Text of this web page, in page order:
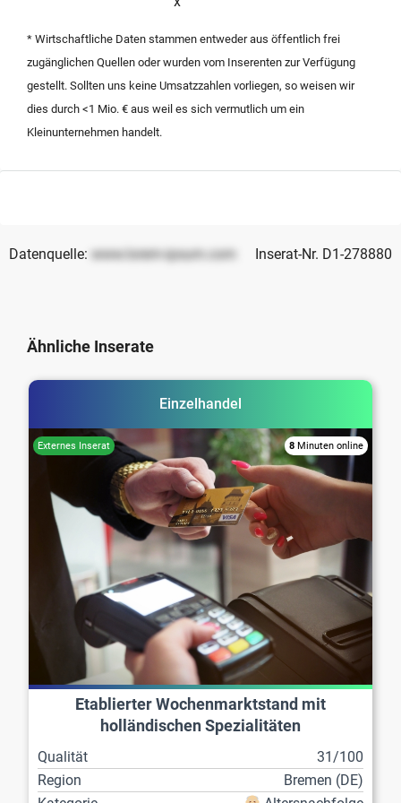
wird ein Käufer gesucht, der die Marke operativ
übernimmt und das Wachstumspotenzial im
deutschen Fashion-Markt weiter ausschöpft. Die
* Wirtschaftliche Daten stammen entweder aus öffentlich frei
zugänglichen Quellen oder wurden vom Inserenten zur Verfügung
gestellt. Sollten uns keine Umsatzzahlen vorliegen, so weisen wir
dies durch <1 Mio. € aus weil es sich vermutlich um ein
Kleinunternehmen handelt.
Datenquelle: www.lorem-ipsum.com Inserat-Nr. D1-278880
Ähnliche Inserate
Einzelhandel
8 Minuten online
Etablierter Wochenmarktstand mit
holländischen Spezialitäten
Qualität
31/100
Region
Bremen (DE)